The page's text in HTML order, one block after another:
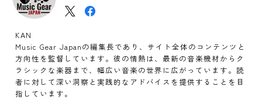
KAN
Music Gear Japanの編集長であり、サイト全体のコンテンツと
方向性を監督しています。彼の情熱は、最新の音楽機材からク
ラシックな楽器まで、幅広い音楽の世界に広がっています。読
者に対して深い洞察と実践的なアドバイスを提供することを目
指しています。